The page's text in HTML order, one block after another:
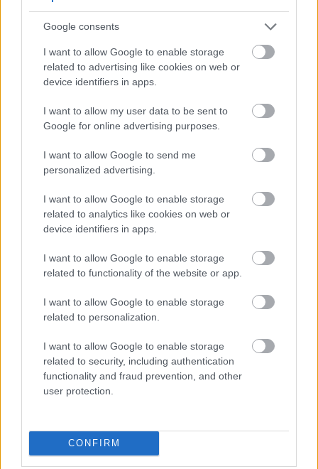
Google consents
I want to allow Google to enable storage
related to advertising like cookies on web or
device identifiers in apps.
I want to allow my user data to be sent to
Google for online advertising purposes.
I want to allow Google to send me
personalized advertising.
I want to allow Google to enable storage
related to analytics like cookies on web or
device identifiers in apps.
I want to allow Google to enable storage
related to functionality of the website or app.
I want to allow Google to enable storage
related to personalization.
I want to allow Google to enable storage
related to security, including authentication
functionality and fraud prevention, and other
user protection.
CONFIRM
υφάσματα, relaxed tailoring, έντονες χρωματικές
αντιθέσεις και σύγχρονες occasionwear προτάσεις
συνέθεσαν μια συλλογή που ισορρόπησε ανάμεσα
στη θηλυκότητα, τη δύναμη και τη σύγχρονη
ηλίου Kokkoris Optics , προσθέτοντας μια
επιπλέον νότα κομψότητας και καλοκαιρινής
ανεμελιάς.